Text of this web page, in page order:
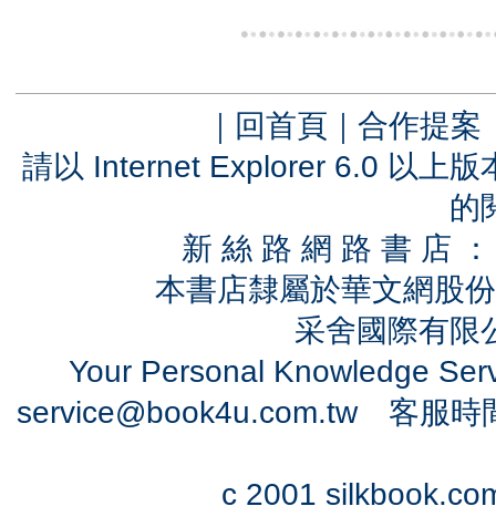
｜ 回首頁 ｜ 合作提案
請以 Internet Explorer 6.0 以上
的
新 絲 路 網 路 書 店
本書店隸屬於華文網股
采舍國際有
Your Personal Knowledge
service@book4u.com.tw客服時
c 2001